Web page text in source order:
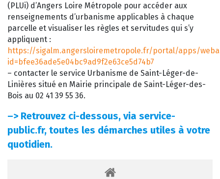
(PLUi) d’Angers Loire Métropole pour accéder aux
renseignements d’urbanisme applicables à chaque
parcelle et visualiser les règles et servitudes qui s’y
appliquent :
https://sigalm.angersloiremetropole.fr/portal/apps/
id=bfee36ade5e04bc9ad9f2e63ce5d74b7
– contacter le service Urbanisme de Saint-Léger-de-
Linières situé en Mairie principale de Saint-Léger-des-
Bois au 02 41 39 55 36.
–> Retrouvez ci-dessous, via service-
public.fr, toutes les démarches utiles à votre
quotidien.